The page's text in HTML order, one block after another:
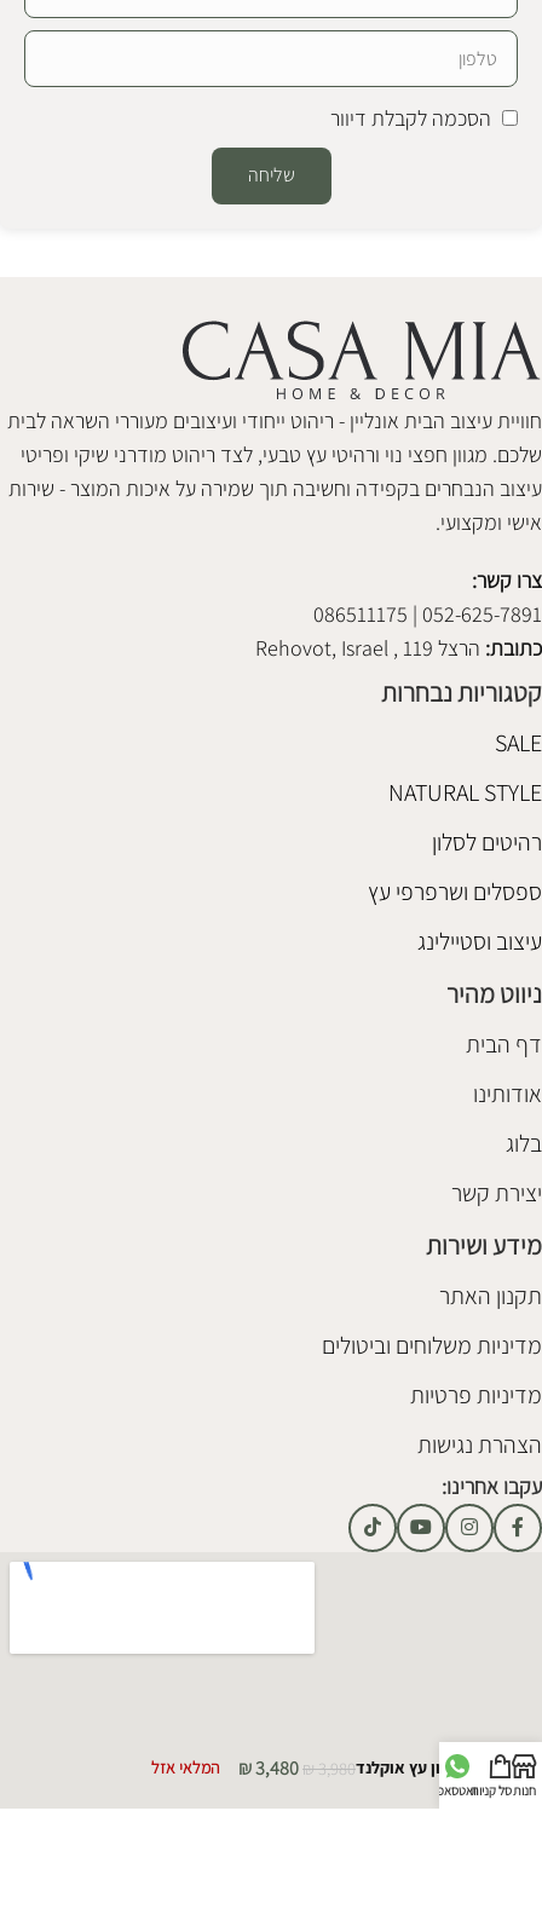
הסכמה לקבלת דיוור
שליחה
חוויית עיצוב הבית אונליין - ריהוט ייחודי ועיצובים מעוררי השראה לבית
שלכם. מגוון חפצי נוי ורהיטי עץ טבעי, לצד ריהוט מודרני שיקי ופריטי
עיצוב הנבחרים בקפידה וחשיבה תוך שמירה על איכות המוצר - שירות
אישי ומקצועי.
צרו קשר:
052-625-7891 | 086511175
כתובת: הרצל 119 , Rehovot, Israel
קטגוריות נבחרות
SALE
NATURAL STYLE
רהיטים לסלון
ספסלים ושרפרפי עץ
עיצוב וסטיילינג
ניווט מהיר
דף הבית
אודותינו
בלוג
יצירת קשר
מידע ושירות
תקנון האתר
מדיניות משלוחים וביטולים
מדיניות פרטיות
הצהרת נגישות
עקבו אחרינו:
חנותסל קניותוואטסאפ
מזנון עץ אוקלנד ₪3,980
₪3,480 המלאי אזל